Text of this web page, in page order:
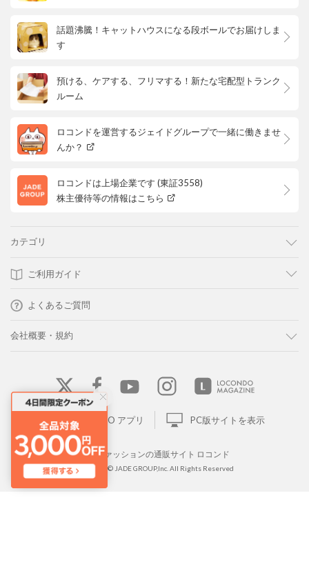
話題沸騰！キャットハウスになる段ボールでお届けしま
す
預ける、ケアする、フリマする！新たな宅配型トランク
ルーム
ロコンドを運営するジェイドグループで一緒に働きませ
んか？
ロコンドは上場企業です (東証3558)
株主優待等の情報はこちら
カテゴリ
ご利用ガイド
よくあるご質問
会社概要・規約
LOCONDO アプリ PC版サイトを表示
靴とファッションの通販サイト ロコンド
Copyright © JADE GROUP,Inc. All Rights Reserved